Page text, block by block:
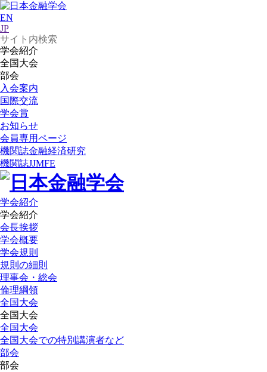
EN
JP
学会紹介
全国大会
部会
入会案内
国際交流
学会賞
お知らせ
会員専用ページ
機関誌金融経済研究
機関誌JJMFE
学会紹介
学会紹介
会長挨拶
学会概要
学会規則
規則の細則
理事会・総会
倫理綱領
全国大会
全国大会
全国大会
全国大会での特別講演者など
部会
部会